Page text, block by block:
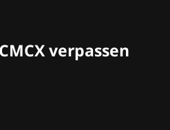
verpassen